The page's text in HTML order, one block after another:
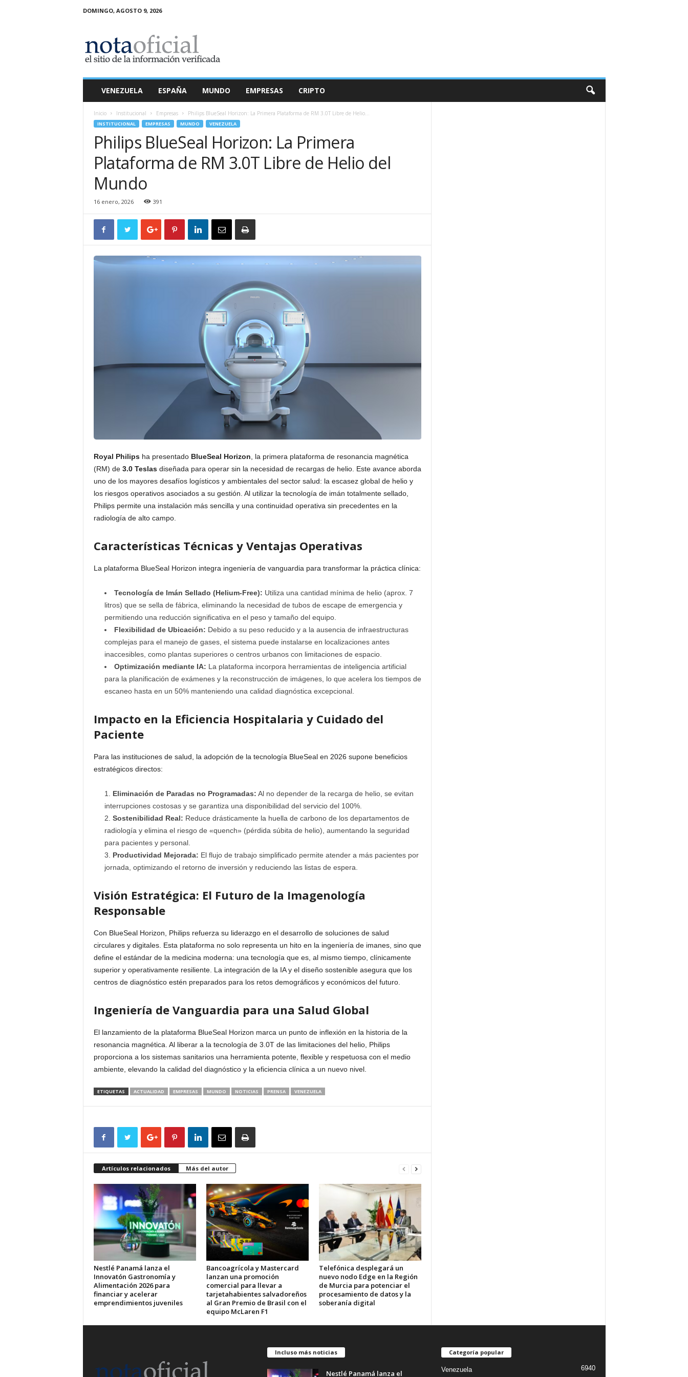
DOMINGO, AGOSTO 9, 2026
a
O
VENEZUELA ESPAÑA MUNDO EMPRESAS CRIPTO
Inicio Institucional Empresas Philips BlueSeal Horizon: La Primera Plataforma de RM 3.0T Libre de Helio...
INSTITUCIONAL EMPRESAS MUNDO VENEZUELA
Philips BlueSeal Horizon: La Primera
Plataforma de RM 3.0T Libre de Helio del
Mundo
16 enero, 2026 391
Royal Philipsha presentado BlueSeal Horizon , la primera plataforma de resonancia magnética
(RM) de 3.0 Teslasdiseñada para operar sin la necesidad de recargas de helio. Este avance aborda
uno de los mayores desafíos logísticos y ambientales del sector salud: la escasez global de helio y
los riesgos operativos asociados a su gestión. Al utilizar la tecnología de imán totalmente sellado,
Philips permite una instalación más sencilla y una continuidad operativa sin precedentes en la
radiología de alto campo.
Características Técnicas y Ventajas Operativas
La plataforma BlueSeal Horizon integra ingeniería de vanguardia para transformar la práctica clínica:
Tecnología de Imán Sellado (Helium-Free): Utiliza una cantidad mínima de helio (aprox. 7
litros) que se sella de fábrica, eliminando la necesidad de tubos de escape de emergencia y
permitiendo una reducción significativa en el peso y tamaño del equipo.
Flexibilidad de Ubicación: Debido a su peso reducido y a la ausencia de infraestructuras
complejas para el manejo de gases, el sistema puede instalarse en localizaciones antes
inaccesibles, como plantas superiores o centros urbanos con limitaciones de espacio.
Optimización mediante IA: La plataforma incorpora herramientas de inteligencia artificial
para la planificación de exámenes y la reconstrucción de imágenes, lo que acelera los tiempos de
escaneo hasta en un 50% manteniendo una calidad diagnóstica excepcional.
Impacto en la Eficiencia Hospitalaria y Cuidado del
Paciente
Para las instituciones de salud, la adopción de la tecnología BlueSeal en 2026 supone beneficios
estratégicos directos:
Eliminación de Paradas no Programadas: Al no depender de la recarga de helio, se evitan
interrupciones costosas y se garantiza una disponibilidad del servicio del 100%.
Sostenibilidad Real: Reduce drásticamente la huella de carbono de los departamentos de
radiología y elimina el riesgo de «quench» (pérdida súbita de helio), aumentando la seguridad
para pacientes y personal.
Productividad Mejorada: El flujo de trabajo simplificado permite atender a más pacientes por
jornada, optimizando el retorno de inversión y reduciendo las listas de espera.
Visión Estratégica: El Futuro de la Imagenología
Responsable
Con BlueSeal Horizon, Philips refuerza su liderazgo en el desarrollo de soluciones de salud
circulares y digitales. Esta plataforma no solo representa un hito en la ingeniería de imanes, sino que
define el estándar de la medicina moderna: una tecnología que es, al mismo tiempo, clínicamente
superior y operativamente resiliente. La integración de la IA y el diseño sostenible asegura que los
centros de diagnóstico estén preparados para los retos demográficos y económicos del futuro.
Ingeniería de Vanguardia para una Salud Global
El lanzamiento de la plataforma BlueSeal Horizon marca un punto de inflexión en la historia de la
resonancia magnética. Al liberar a la tecnología de 3.0T de las limitaciones del helio, Philips
proporciona a los sistemas sanitarios una herramienta potente, flexible y respetuosa con el medio
ambiente, elevando la calidad del diagnóstico y la eficiencia clínica a un nuevo nivel.
ETIQUETAS ACTUALIDAD EMPRESAS MUNDO NOTICIAS PRENSA VENEZUELA
Artículos relacionados Más del autor
Nestlé Panamá lanza el
Innovatón Gastronomía y
Alimentación 2026 para
financiar y acelerar
emprendimientos juveniles
Bancoagrícola y Mastercard
lanzan una promoción
comercial para llevar a
tarjetahabientes salvadoreños
al Gran Premio de Brasil con el
equipo McLaren F1
Telefónica desplegará un
nuevo nodo Edge en la Región
de Murcia para potenciar el
procesamiento de datos y la
soberanía digital
Incluso más noticias
Nestlé Panamá lanza el
Categoría popular
Venezuela 6940